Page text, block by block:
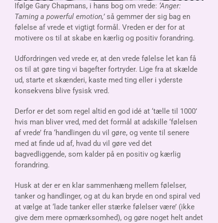
Ifølge Gary Chapmans, i hans bog om vrede: ‘Anger:
Taming a powerful emotion,’så gemmer der sig bag en
følelse af vrede et vigtigt formål. Vreden er der for at
motivere os til at skabe en kærlig og positiv forandring.
Udfordringen ved vrede er, at den vrede følelse let kan få
os til at gøre ting vi bagefter fortryder. Lige fra at skælde
ud, starte et skænderi, kaste med ting eller i yderste
konsekvens blive fysisk vred.
Derfor er det som regel altid en god idé at ‘tælle til 1000’
hvis man bliver vred, med det formål at adskille ‘følelsen
af vrede’ fra ‘handlingen du vil gøre, og vente til senere
med at finde ud af, hvad du vil gøre ved det
bagvedliggende, som kalder på en positiv og kærlig
forandring.
Husk at der er en klar sammenhæng mellem følelser,
tanker og handlinger, og at du kan bryde en ond spiral ved
at vælge at ‘lade tanker eller stærke følelser være’ (ikke
give dem mere opmærksomhed), og gøre noget helt andet